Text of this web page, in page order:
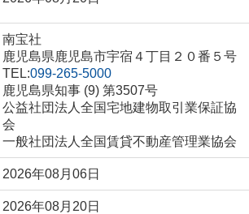
南宝社
鹿児島県鹿児島市宇宿４丁目２０番５号
TEL:099-265-5000
鹿児島県知事 (9) 第3507号
公益社団法人全国宅地建物取引業保証協
会
一般社団法人全国賃貸不動産管理業協会
2026年08月06日
2026年08月20日